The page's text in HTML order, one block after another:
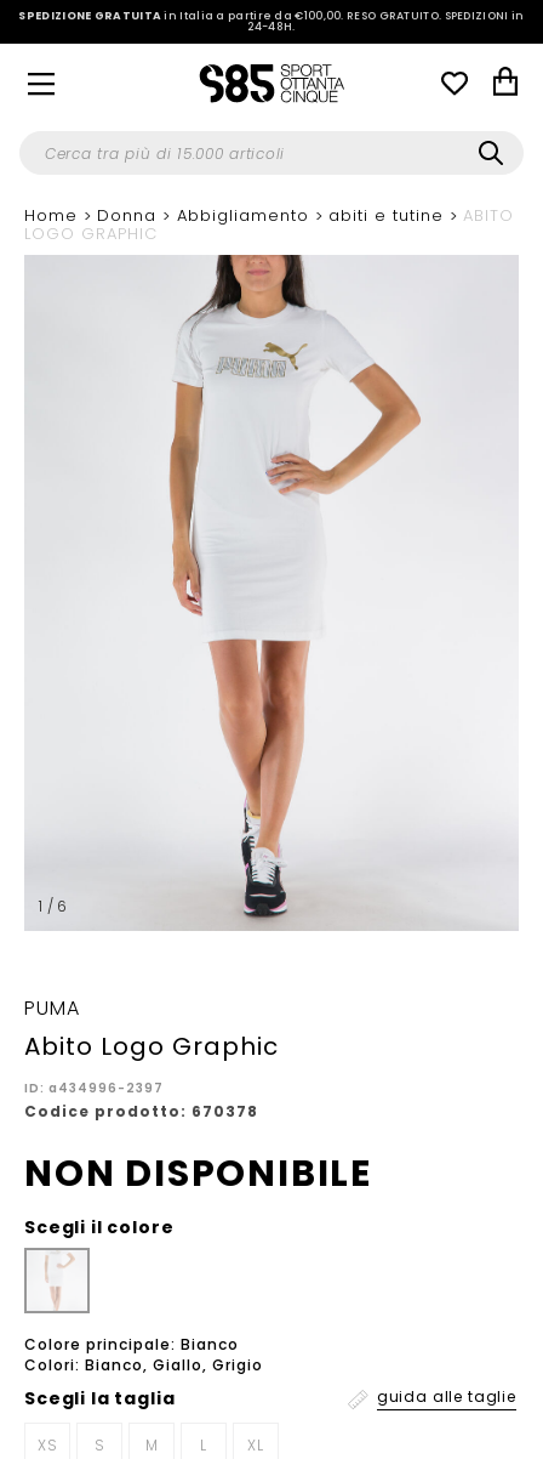
SPEDIZIONE GRATUITAin Italia a partire da €100,00.RESO GRATUITO. SPEDIZIONI in
24-48H.
Home Donna Abbigliamento abiti e tutine ABITO
LOGO GRAPHIC
1 / 6
PUMA
Abito Logo Graphic
ID: a434996-2397
Codice prodotto: 670378
NON DISPONIBILE
Scegli il colore
Colore principale: Bianco
Colori: Bianco, Giallo, Grigio
Scegli la taglia guida alle taglie
XS S M L XL